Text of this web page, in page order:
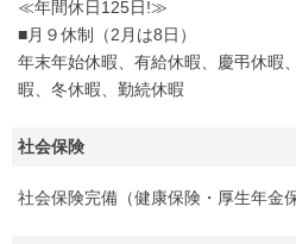
≪年間休日125日!≫
■月９休制（2月は8日）
年末年始休暇、有給休暇、慶弔休暇
暇、冬休暇、勤続休暇
社会保険
社会保険完備（健康保険・厚生年金